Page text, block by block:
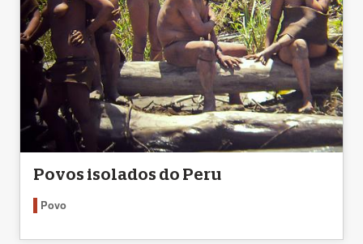
Povos isolados do Peru
Povo